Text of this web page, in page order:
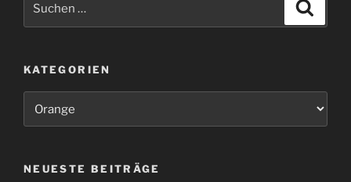
KATEGORIEN
NEUESTE BEITRÄGE